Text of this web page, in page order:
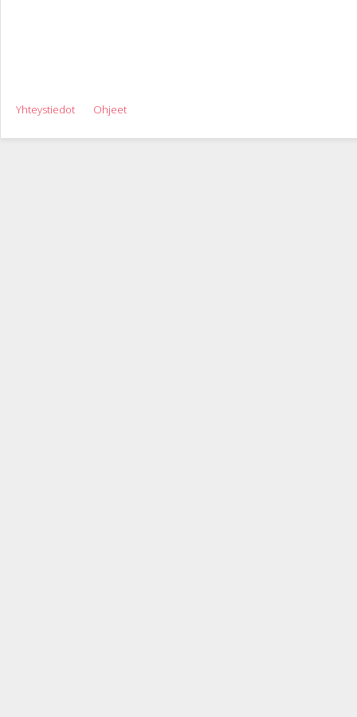
Yhteystiedot Ohjeet